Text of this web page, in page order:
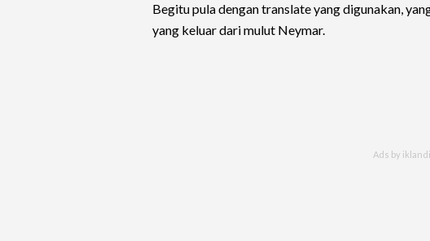
Begitu pula dengan translate yang digunakan,
yang keluar dari mulut Neymar.